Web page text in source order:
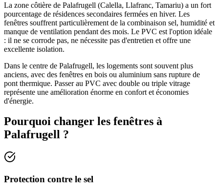
La zone côtière de Palafrugell (Calella, Llafranc, Tamariu) a un fort
pourcentage de résidences secondaires fermées en hiver. Les
fenêtres souffrent particulièrement de la combinaison sel, humidité et
manque de ventilation pendant des mois. Le PVC est l'option idéale
: il ne se corrode pas, ne nécessite pas d'entretien et offre une
excellente isolation.
Dans le centre de Palafrugell, les logements sont souvent plus
anciens, avec des fenêtres en bois ou aluminium sans rupture de
pont thermique. Passer au PVC avec double ou triple vitrage
représente une amélioration énorme en confort et économies
d'énergie.
Pourquoi changer les fenêtres à
Palafrugell ?
Protection contre le sel